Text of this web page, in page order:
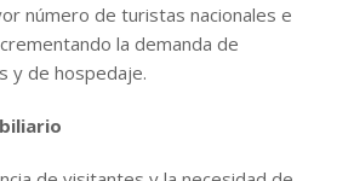
número de turistas nacionales e
la demanda de
y de hospedaje.